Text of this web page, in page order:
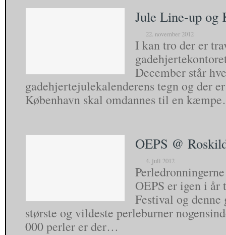
Jule Line-up og
22. november 2012
I kan tro der er
December står
gadehjertejulekalenderens tegn og der
København skal omdannes til en
OEPS @
4. juli 2012
OEPS er igen i år
Festival og denne
største og vildeste perleburner
000 perler er der…